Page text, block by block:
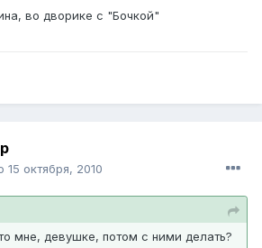
во дворике с "Бочкой"
15 октября, 2010
мне, девушке, потом с ними делать?